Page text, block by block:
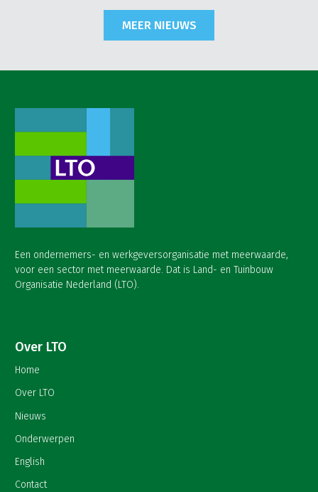
MEER NIEUWS
Een ondernemers- en werkgeversorganisatie met meerwaarde,
voor een sector met meerwaarde. Dat is Land- en Tuinbouw
Organisatie Nederland (LTO).
Over LTO
Home
Over LTO
Nieuws
Onderwerpen
English
Contact